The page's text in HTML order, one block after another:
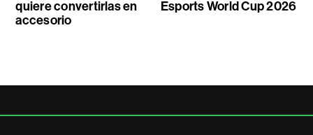
quiere convertirlas en
accesorio
Esports World Cup 2026